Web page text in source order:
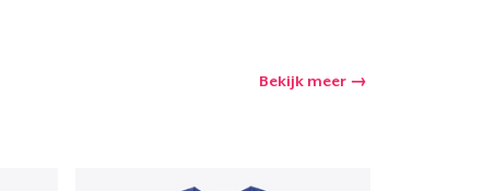
Bekijk meer